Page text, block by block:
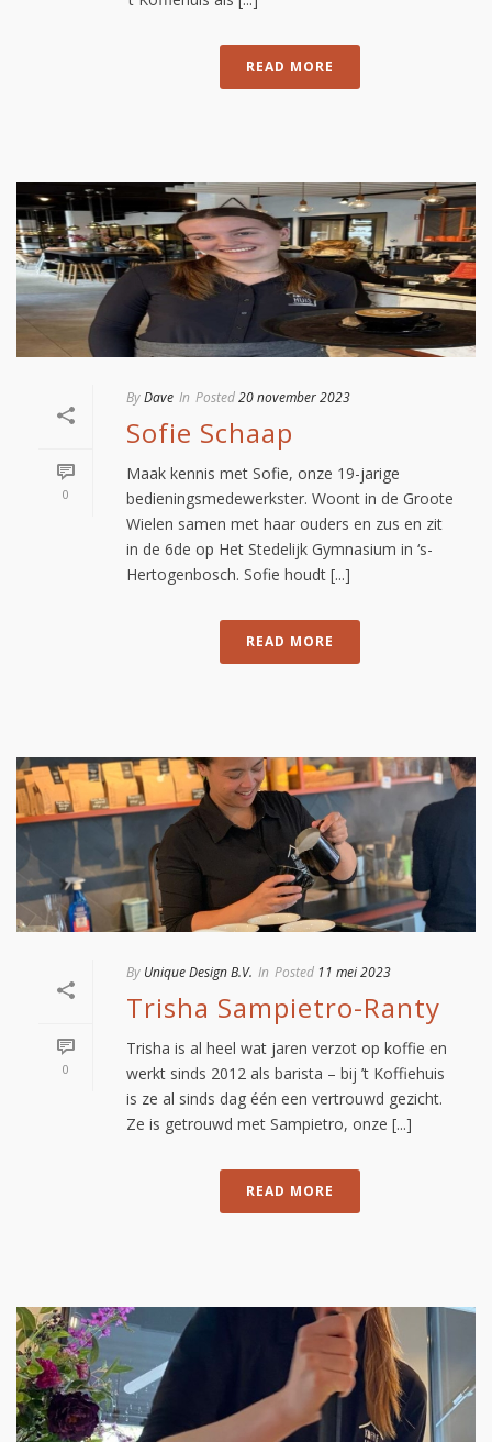
READ MORE
0
ByDave In Posted20 november 2023
Sofie Schaap
Maak kennis met Sofie, onze 19-jarige
bedieningsmedewerkster. Woont in de Groote
Wielen samen met haar ouders en zus en zit
in de 6de op Het Stedelijk Gymnasium in ‘s-
Hertogenbosch. Sofie houdt [...]
READ MORE
0
By Unique Design B.V. In Posted 11 mei 2023
Trisha Sampietro-Ranty
Trisha is al heel wat jaren verzot op koffie en
werkt sinds 2012 als barista – bij ’t Koffiehuis
is ze al sinds dag één een vertrouwd gezicht.
Ze is getrouwd met Sampietro, onze [...]
READ MORE